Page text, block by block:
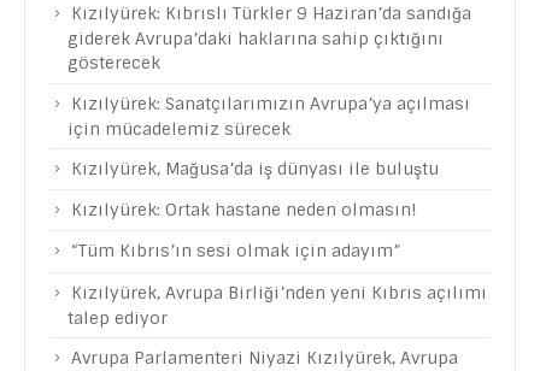
Kızılyürek: Kıbrıslı Türkler 9 Haziran’da sandığa
giderek Avrupa’daki haklarına sahip çıktığını
gösterecek
Kızılyürek: Sanatçılarımızın Avrupa’ya açılması
için mücadelemiz sürecek
Kızılyürek, Mağusa’da iş dünyası ile buluştu
Kızılyürek: Ortak hastane neden olmasın!
“Tüm Kıbrıs’ın sesi olmak için adayım”
Kızılyürek, Avrupa Birliği’nden yeni Kıbrıs açılımı
talep ediyor
Avrupa Parlamenteri Niyazi Kızılyürek, Avrupa